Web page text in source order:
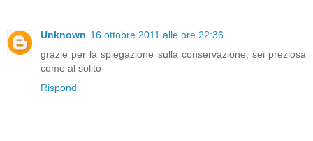
Unknown 16 ottobre 2011 alle ore 22:36
grazie per la spiegazione sulla conservazione, sei preziosa
come al solito
Rispondi